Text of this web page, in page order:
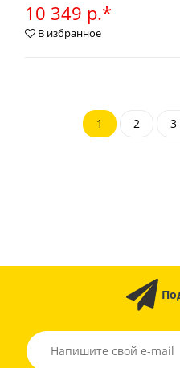
10 349 р.*
В избранное
1 2 3